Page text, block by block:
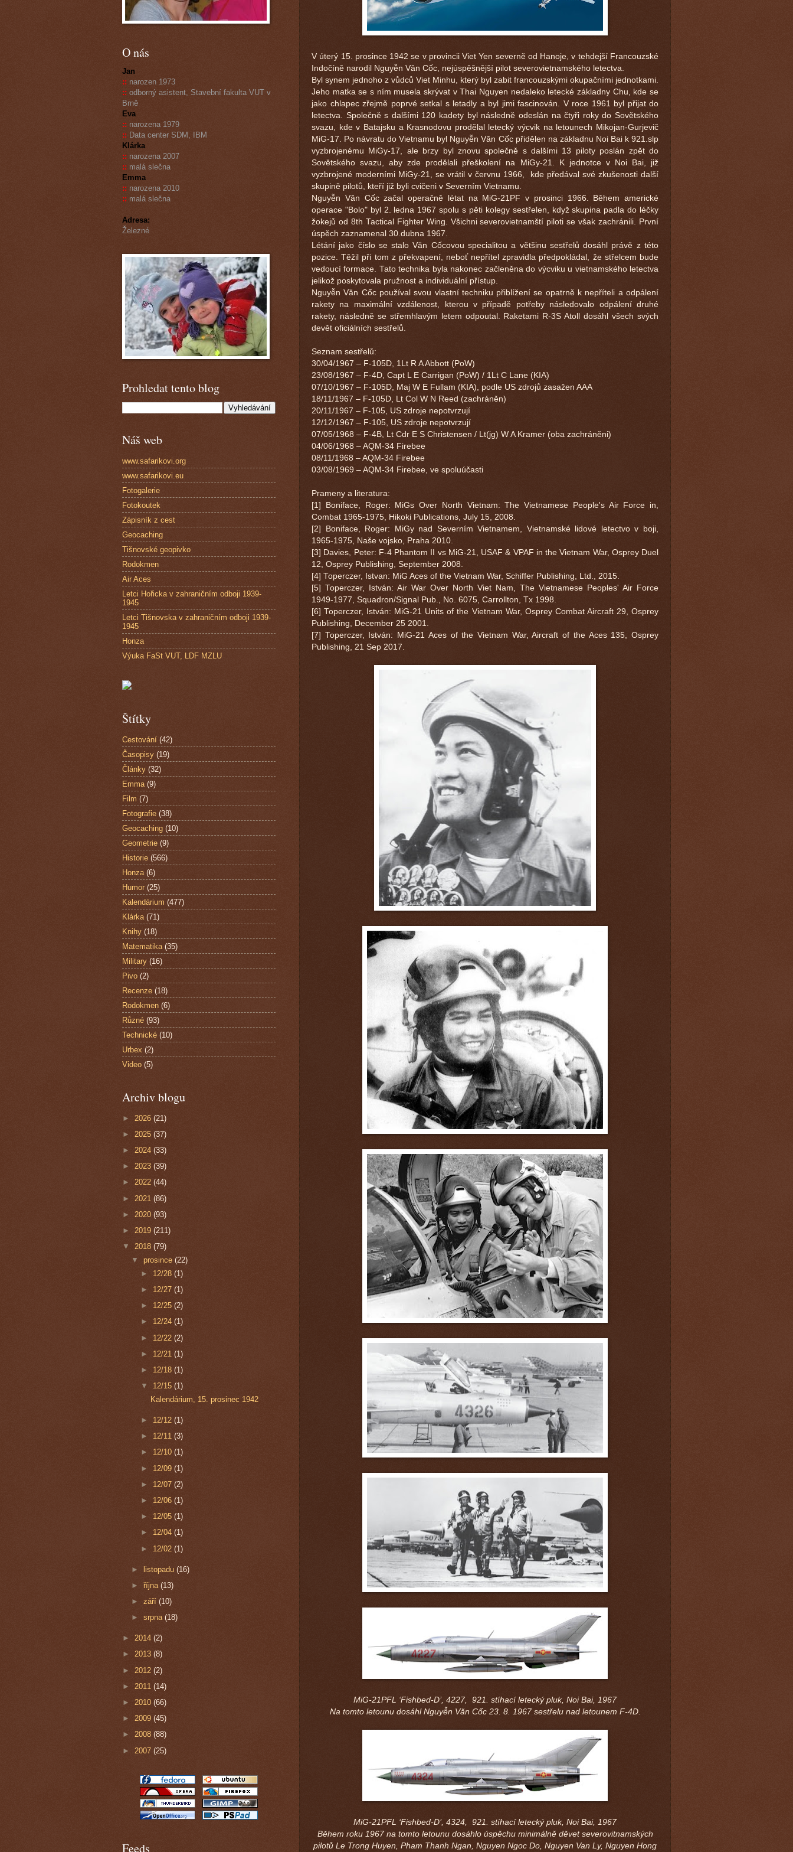
V úterý 15. prosince 1942 se v provincii Viet Yen severně od Hanoje, v tehdejší Francouzské
Indočíně narodil Nguyễn Văn Cốc, nejúspěšnější pilot severovietnamského letectva.
Byl synem jednoho z vůdců Viet Minhu, který byl zabit francouzskými okupačními jednotkami.
Jeho matka se s ním musela skrývat v Thai Nguyen nedaleko letecké základny Chu, kde se
jako chlapec zřejmě poprvé setkal s letadly a byl jimi fascinován. V roce 1961 byl přijat do
letectva. Společně s dalšími 120 kadety byl následně odeslán na čtyři roky do Sovětského
svazu, kde v Batajsku a Krasnodovu prodělal letecký výcvik na letounech Mikojan-Gurjevič
MiG-17. Po návratu do Vietnamu byl Nguyễn Văn Cốc přidělen na základnu Noi Bai k 921.slp
vyzbrojenému MiGy-17, ale brzy byl znovu společně s dalšími 13 piloty poslán zpět do
Sovětského svazu, aby zde prodělali přeškolení na MiGy-21. K jednotce v Noi Bai, již
vyzbrojené moderními MiGy-21, se vrátil v červnu 1966, kde předával své zkušenosti další
skupině pilotů, kteří již byli cvičeni v Severním Vietnamu.
Nguyễn Văn Cốc začal operačně létat na MiG-21PF v prosinci 1966. Během americké
operace "Bolo" byl 2. ledna 1967 spolu s pěti kolegy sestřelen, když skupina padla do léčky
žokejů od 8th Tactical Fighter Wing. Všichni severovietnamští piloti se však zachránili. První
úspěch zaznamenal 30.dubna 1967.
Létání jako číslo se stalo Văn Cốcovou specialitou a většinu sestřelů dosáhl právě z této
pozice. Těžil při tom z překvapení, neboť nepřítel zpravidla předpokládal, že střelcem bude
vedoucí formace. Tato technika byla nakonec začleněna do výcviku u vietnamského letectva
jelikož poskytovala pružnost a individuální přístup.
Nguyễn Văn Cốc používal svou vlastní techniku přiblížení se opatrně k nepříteli a odpálení
rakety na maximální vzdálenost, kterou v případě potřeby následovalo odpálení druhé
rakety, následně se střemhlavým letem odpoutal. Raketami R-3S Atoll dosáhl všech svých
devět oficiálních sestřelů.
Seznam sestřelů:
30/04/1967 – F-105D, 1Lt R A Abbott (PoW)
23/08/1967 – F-4D, Capt L E Carrigan (PoW) / 1Lt C Lane (KIA)
07/10/1967 – F-105D, Maj W E Fullam (KIA), podle US zdrojů zasažen AAA
18/11/1967 – F-105D, Lt Col W N Reed (zachráněn)
20/11/1967 – F-105, US zdroje nepotvrzují
12/12/1967 – F-105, US zdroje nepotvrzují
07/05/1968 – F-4B, Lt Cdr E S Christensen / Lt(jg) W A Kramer (oba zachráněni)
04/06/1968 – AQM-34 Firebee
08/11/1968 – AQM-34 Firebee
03/08/1969 – AQM-34 Firebee, ve spoluúčasti
Prameny a literatura:
[1] Boniface, Roger: MiGs Over North Vietnam: The Vietnamese People's Air Force in,
Combat 1965-1975, Hikoki Publications, July 15, 2008.
[2] Boniface, Roger: MiGy nad Severním Vietnamem, Vietnamské lidové letectvo v boji,
1965-1975, Naše vojsko, Praha 2010.
[3] Davies, Peter: F-4 Phantom II vs MiG-21, USAF & VPAF in the Vietnam War, Osprey Duel
12, Osprey Publishing, September 2008.
[4] Toperczer, Istvan: MiG Aces of the Vietnam War, Schiffer Publishing, Ltd., 2015.
[5] Toperczer, István: Air War Over North Viet Nam, The Vietnamese Peoples' Air Force
1949-1977, Squadron/Signal Pub., No. 6075, Carrollton, Tx 1998.
[6] Toperczer, István: MiG-21 Units of the Vietnam War, Osprey Combat Aircraft 29, Osprey
Publishing, December 25 2001.
[7] Toperczer, István: MiG-21 Aces of the Vietnam War, Aircraft of the Aces 135, Osprey
Publishing, 21 Sep 2017.
MiG-21PFL ‘Fishbed-D’, 4227, 921. stíhací letecký pluk, Noi Bai, 1967
Na tomto letounu dosáhl Nguyễn Văn Cốc 23. 8. 1967 sestřelu nad letounem F-4D.
MiG-21PFL ‘Fishbed-D’, 4324, 921. stíhací letecký pluk, Noi Bai, 1967
Během roku 1967 na tomto letounu dosáhlo úspěchu minimálně děvet severovitnamských
pilotů Le Trong Huyen, Pham Thanh Ngan, Nguyen Ngoc Do, Nguyen Van Ly, Nguyen Hong
O nás
Jan
:: narozen 1973
:: odborný asistent, Stavební fakulta VUT v
Brně
Eva
:: narozena 1979
:: Data center SDM, IBM
Klárka
:: narozena 2007
:: malá slečna
Emma
:: narozena 2010
:: malá slečna
Adresa:
Železné
Prohledat tento blog
Náš web
www.safarikovi.org
www.safarikovi.eu
Fotogalerie
Fotokoutek
Zápisník z cest
Geocaching
Tišnovské geopivko
Rodokmen
Air Aces
Letci Hořicka v zahraničním odboji 1939-
1945
Letci Tišnovska v zahraničním odboji 1939-
1945
Honza
Výuka FaSt VUT, LDF MZLU
Štítky
Cestování (42)
Časopisy (19)
Články (32)
Emma (9)
Film (7)
Fotografie (38)
Geocaching (10)
Geometrie (9)
Historie (566)
Honza (6)
Humor (25)
Kalendárium (477)
Klárka (71)
Knihy (18)
Matematika (35)
Military (16)
Pivo (2)
Recenze (18)
Rodokmen (6)
Různé (93)
Technické (10)
Urbex (2)
Video (5)
Archiv blogu
► 2026 (21)
► 2025 (37)
► 2024 (33)
► 2023 (39)
► 2022 (44)
► 2021 (86)
► 2020 (93)
► 2019 (211)
▼ 2018 (79)
▼prosince(22)
► 12/28 (1)
► 12/27 (1)
► 12/25 (2)
► 12/24 (1)
► 12/22 (2)
► 12/21 (1)
► 12/18 (1)
▼ 12/15 (1)
Kalendárium, 15. prosinec 1942
► 12/12 (1)
► 12/11 (3)
► 12/10 (1)
► 12/09 (1)
► 12/07 (2)
► 12/06 (1)
► 12/05 (1)
► 12/04 (1)
► 12/02 (1)
► listopadu(16)
►října(13)
►září(10)
►srpna(18)
► 2014 (2)
► 2013 (8)
► 2012 (2)
► 2011 (14)
► 2010 (66)
► 2009 (45)
► 2008 (88)
► 2007 (25)
Feeds